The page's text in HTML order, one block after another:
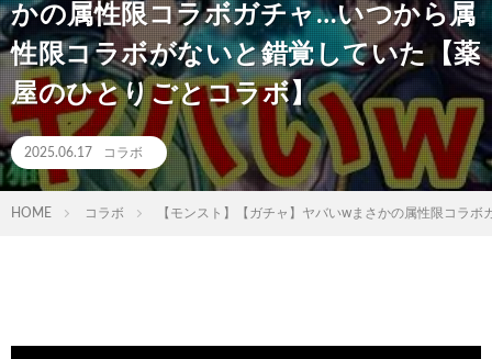
かの属性限コラボガチャ…いつから属
性限コラボがないと錯覚していた【薬
屋のひとりごとコラボ】
2025.06.17 コラボ
HOME コラボ 【モンスト】【ガチャ】ヤバいwまさかの属性限コラ